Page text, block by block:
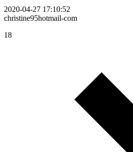
2020-04-27 17:10:52
christine95hotmail-com
18